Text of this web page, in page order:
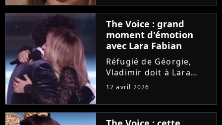
diagnostiqué à l'âge de
8 ans. La maladie et les
opérations de la
dernière gagnante de
"The...
The Voice : grand
moment d'émotion
avec Lara Fabian
Réfugié de Géorgie,
Vladimir doit à Lara
Fabian son
français et sa vocation
de chanteur. Sur le
12 avril 2026